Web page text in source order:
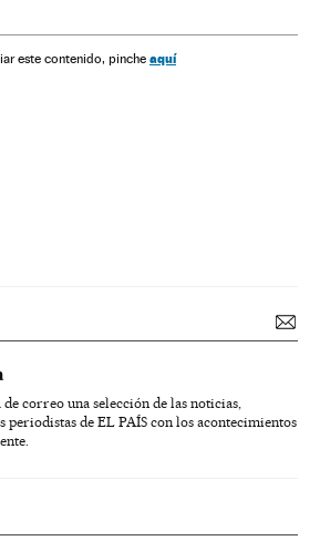
este contenido, pinche aquí
de correo una selección de las noticias,
periodistas de EL PAÍS con los acontecimientos